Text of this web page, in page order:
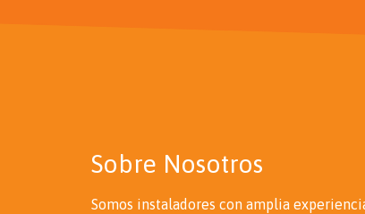
Sobre Nosotros
Somos instaladores con amplia